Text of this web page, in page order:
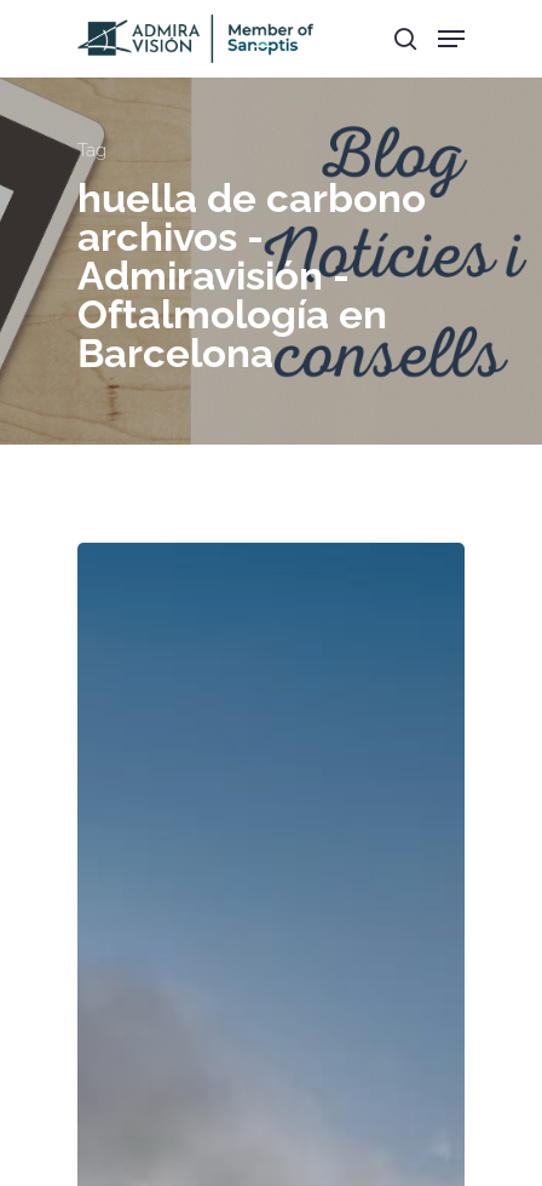
Hit enter to search or ESC to close
Tag
huella de carbono
archivos -
Admiravisión -
Oftalmología en
Barcelona